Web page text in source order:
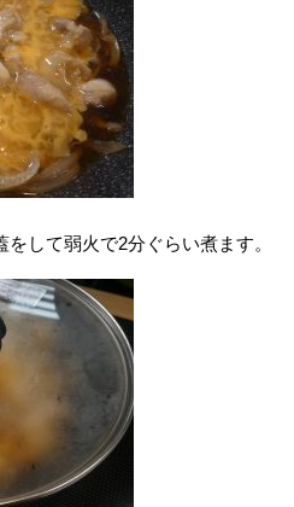
して弱火で2分ぐらい煮ます。